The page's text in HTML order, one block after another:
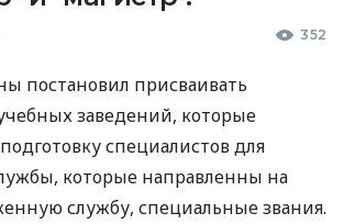
352
постановил присваивать
заведений, которые
специалистов для
которые направленны на
службу, специальные звания.